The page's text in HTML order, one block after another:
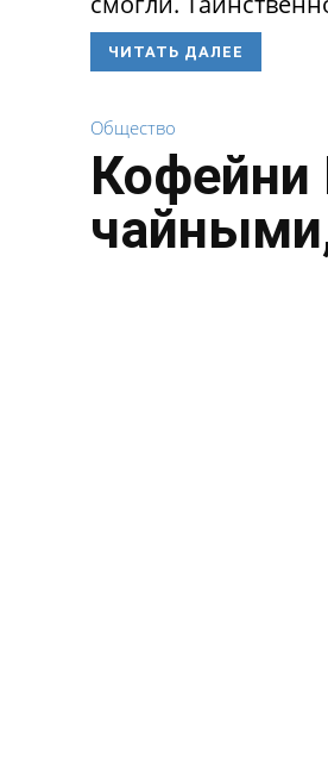
ЧИТАТЬ ДАЛЕЕ
Общество
Кофейни